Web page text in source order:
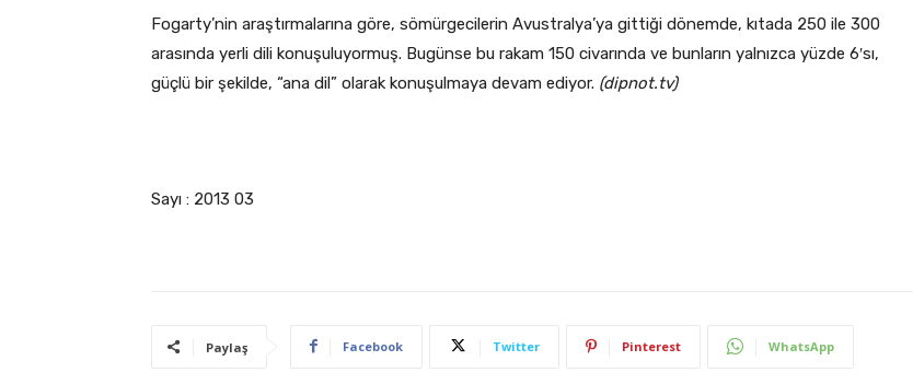
Fogarty’nin araştırmalarına göre, sömürgecilerin Avustralya’ya gittiği dönemde, kıtada 250 ile 300
arasında yerli dili konuşuluyormuş. Bugünse bu rakam 150 civarında ve bunların yalnızca yüzde 6′sı,
güçlü bir şekilde, “ana dil” olarak konuşulmaya devam ediyor. (dipnot.tv)
Sayı : 2013 03
Paylaş Facebook Twitter Pinterest WhatsApp